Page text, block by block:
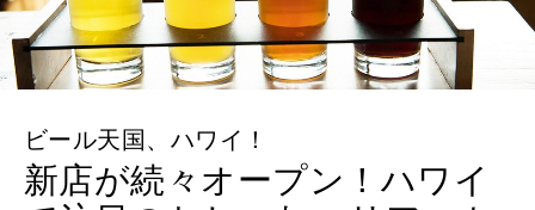
[12星座別] Monthly Love Holoscope
女神まり愛のタロットメッセージ
算命学がわかる今月のあなた
HEALTH
自分にやさしく
LEARN
知る、考える
ビール天国、ハワイ！
新店が続々オープン！ハワイ